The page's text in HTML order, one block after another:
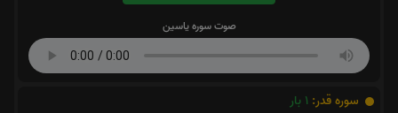
صوت سوره یاسین
سوره قدر: 1 بار